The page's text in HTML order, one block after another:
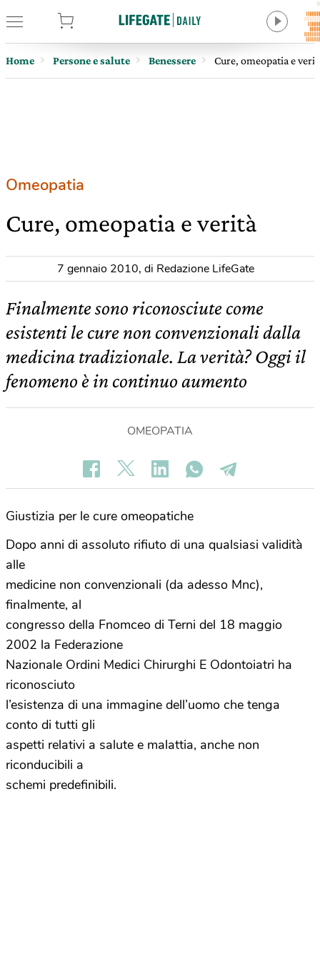
Home Persone e salute Benessere Cure, omeopatia e
Omeopatia
Cure, omeopatia e verità
7 gennaio 2010, di Redazione LifeGate
Finalmente sono riconosciute come
esistenti le cure non convenzionali dalla
medicina tradizionale. La verità? Oggi il
fenomeno è in continuo aumento
OMEOPATIA
Giustizia per le cure omeopatiche
Dopo anni di assoluto rifiuto di una qualsiasi validità
alle
medicine non convenzionali (da adesso Mnc),
finalmente, al
congresso della Fnomceo di Terni del 18 maggio
2002 la Federazione
Nazionale Ordini Medici Chirurghi E Odontoiatri ha
riconosciuto
l’esistenza di una immagine dell’uomo che tenga
conto di tutti gli
aspetti relativi a salute e malattia, anche non
riconducibili a
schemi predefinibili.